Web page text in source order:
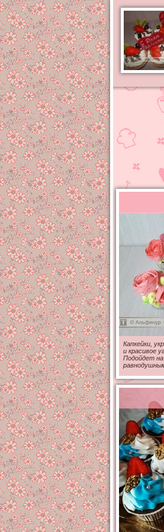
Капкейки,
и красивое
Подойдет